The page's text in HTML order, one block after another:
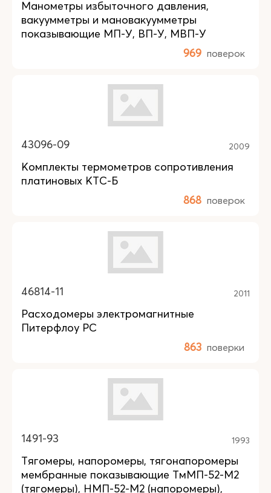
Манометры избыточного давления,
вакуумметры и мановакуумметры
показывающие МП-У, ВП-У, МВП-У
969 поверок
43096-09 2009
Комплекты термометров сопротивления
платиновых КТС-Б
868 поверок
46814-11 2011
Расходомеры электромагнитные
Питерфлоу РС
863 поверки
1491-93 1993
Тягомеры, напоромеры, тягонапоромеры
мембранные показывающие ТмМП-52-М2
(тягомеры), НМП-52-М2 (напоромеры),